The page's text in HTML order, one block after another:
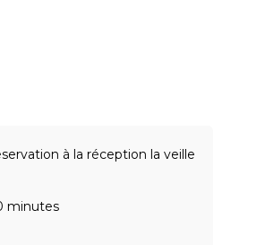
à la réception la veille
minutes